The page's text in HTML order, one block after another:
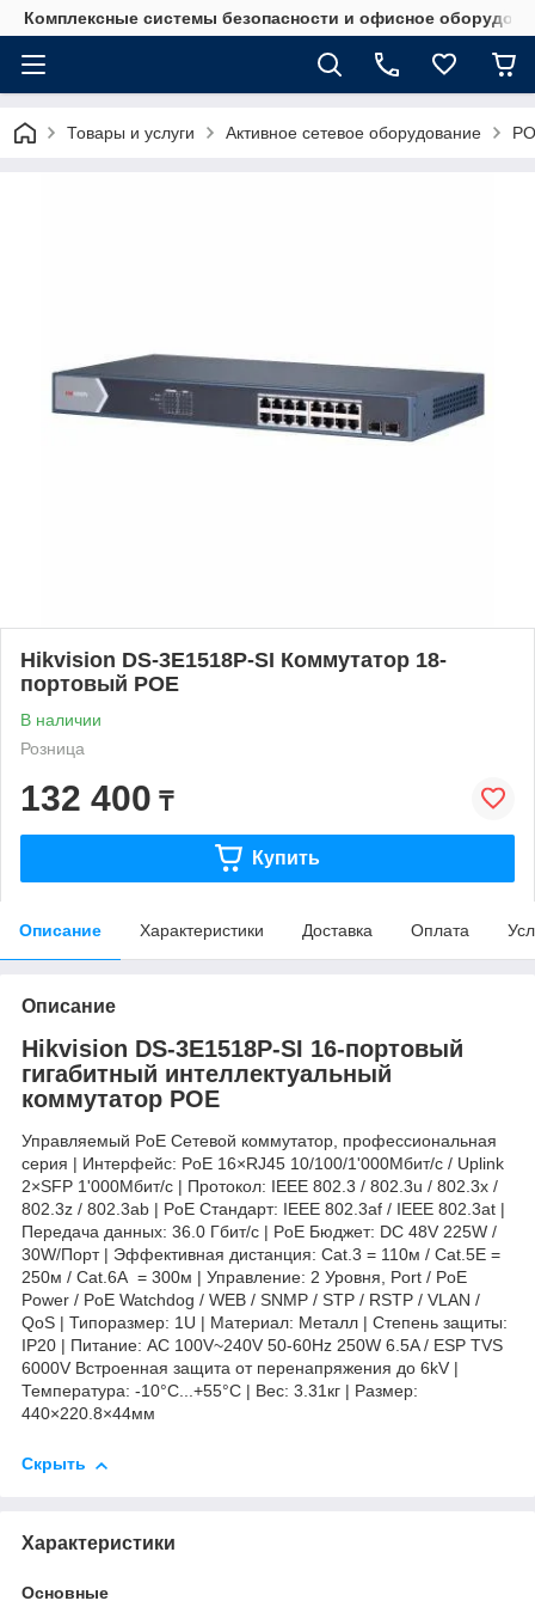
Комплексные системы безопасности и офисное
Товары и услуги Активное сетевое оборудование
Hikvision DS-3E1518P-SI Коммутатор 18-
портовый POE
В наличии
Розница
132 400 ₸
Купить
Описание Характеристики Доставка Оплата
Описание
Hikvision DS-3E1518P-SI 16-портовый
гигабитный интеллектуальный
коммутатор POE
Управляемый PoE Сетевой коммутатор, профессиональная
серия | Интерфейс: PoE 16×RJ45 10/100/1'000Мбит/с / Uplink
2×SFP 1'000Мбит/с | Протокол: IEEE 802.3 / 802.3u / 802.3x /
802.3z / 802.3ab | PoE Стандарт: IEEE 802.3af / IEEE 802.3at |
Передача данных: 36.0 Гбит/с | PoE Бюджет: DC 48V 225W /
30W/Порт | Эффективная дистанция: Cat.3 = 110м / Cat.5E =
250м / Cat.6A = 300м | Управление: 2 Уровня, Port / PoE
Power / PoE Watchdog / WEB / SNMP / STP / RSTP / VLAN /
QoS | Типоразмер: 1U | Материал: Металл | Степень защиты:
IP20 | Питание: AC 100V~240V 50-60Hz 250W 6.5A / ESP TVS
6000V Встроенная защита от перенапряжения до 6kV |
Температура: -10°C...+55°C | Вес: 3.31кг | Размер:
440×220.8×44мм
Скрыть
Характеристики
Основные